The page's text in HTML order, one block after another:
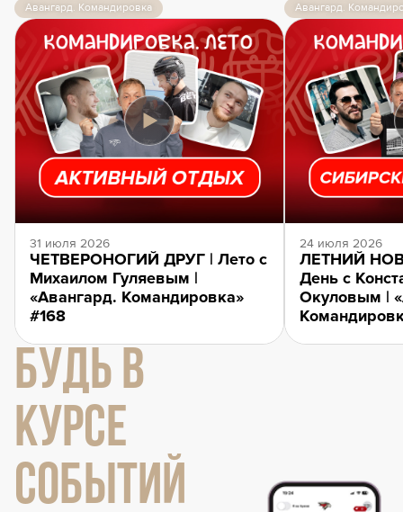
Авангард. Командировка
31 июля 2026
ЧЕТВЕРОНОГИЙ ДРУГ | Лето с
Михаилом Гуляевым |
«Авангард. Командировка»
#168
Авангард.
24 июля 2026
ЛЕТНИЙ
День с
Окуловым |
БУДЬ В
КУРСЕ
СОБЫТИЙ